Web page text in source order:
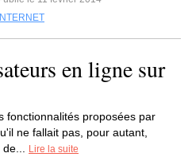
INTERNET
en ligne sur
fonctionnalités proposées par
ne fallait pas, pour autant,
Lire la suite